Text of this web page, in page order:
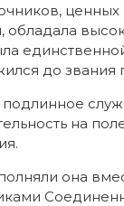
ценных
до звания
на
она